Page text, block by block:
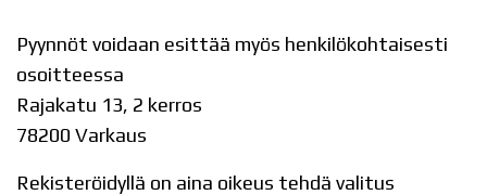
Pyynnöt voidaan esittää myös henkilökohtaisesti
osoitteessa
Rajakatu 13, 2 kerros
78200 Varkaus
Rekisteröidyllä on aina oikeus tehdä valitus